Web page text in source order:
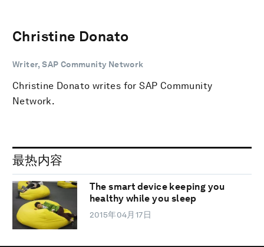
Christine Donato
Writer, SAP Community Network
Christine Donato writes for SAP Community
Network.
最热内容
The smart device keeping you
healthy while you sleep
2015年04月17日